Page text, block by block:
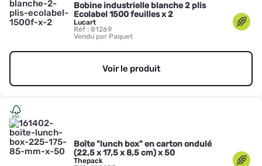
Bobine industrielle blanche 2 plis
Ecolabel 1500 feuilles x 2
Lucart
Réf : 81269
Vendu par Paquet
Voir le produit
Boîte "lunch box" en carton ondulé
(22,5 x 17,5 x 8,5 cm) x 50
Thepack